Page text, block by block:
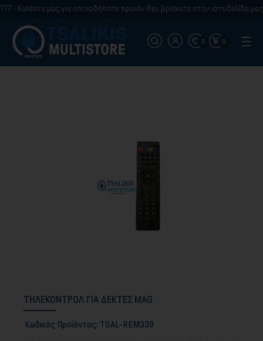
- Καλέστε μας για οποιοδήποτε προιόν δεν βρίσκετε στην ιστοδελίδα μας
0 0
ΤΗΛΕΚΟΝΤΡΟΛ ΓΙΑ ΔΕΚΤΕΣ MAG
Κωδικός Προϊόντος: TSAL-REM339